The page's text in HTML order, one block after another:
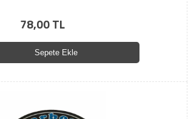
78,00 TL
Sepete Ekle